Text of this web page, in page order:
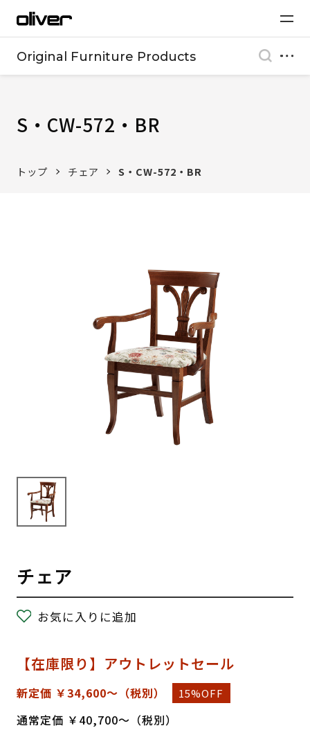
Original Furniture Products
S・CW-572・BR
トップ チェア S・CW-572・BR
チェア
お気に入りに追加
【在庫限り】アウトレットセール
新定価 ￥34,600～ （税別） 15%OFF
通常定価 ￥40,700～（税別）